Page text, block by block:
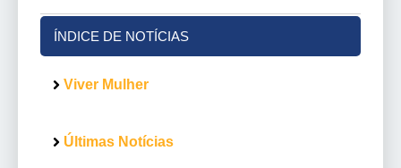
ÍNDICE DE NOTÍCIAS
Viver Mulher
Últimas Notícias